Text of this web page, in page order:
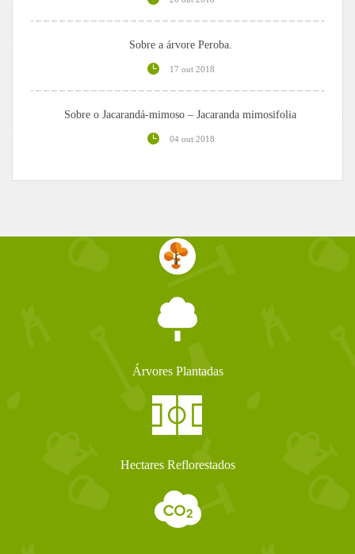
Sobre a árvore Peroba.
17 out 2018
Sobre o Jacarandá-mimoso – Jacaranda mimosifolia
04 out 2018
Árvores Plantadas
Hectares Reflorestados